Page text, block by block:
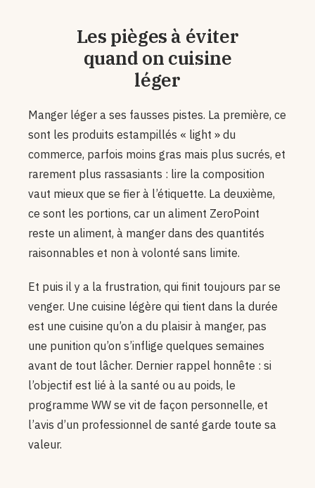
Les pièges à éviter
quand on cuisine
léger
Manger léger a ses fausses pistes. La première, ce
sont les produits estampillés « light » du
commerce, parfois moins gras mais plus sucrés, et
rarement plus rassasiants : lire la composition
vaut mieux que se fier à l’étiquette. La deuxième,
ce sont les portions, car un aliment ZeroPoint
reste un aliment, à manger dans des quantités
raisonnables et non à volonté sans limite.
Et puis il y a la frustration, qui finit toujours par se
venger. Une cuisine légère qui tient dans la durée
est une cuisine qu’on a du plaisir à manger, pas
une punition qu’on s’inflige quelques semaines
avant de tout lâcher. Dernier rappel honnête : si
l’objectif est lié à la santé ou au poids, le
programme WW se vit de façon personnelle, et
l’avis d’un professionnel de santé garde toute sa
valeur.